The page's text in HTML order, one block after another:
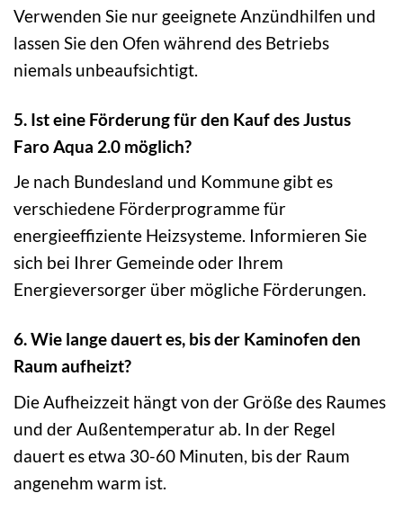
Verwenden Sie nur geeignete Anzündhilfen und
lassen Sie den Ofen während des Betriebs
niemals unbeaufsichtigt.
5. Ist eine Förderung für den Kauf des Justus
Faro Aqua 2.0 möglich?
Je nach Bundesland und Kommune gibt es
verschiedene Förderprogramme für
energieeffiziente Heizsysteme. Informieren Sie
sich bei Ihrer Gemeinde oder Ihrem
Energieversorger über mögliche Förderungen.
6. Wie lange dauert es, bis der Kaminofen den
Raum aufheizt?
Die Aufheizzeit hängt von der Größe des Raumes
und der Außentemperatur ab. In der Regel
dauert es etwa 30-60 Minuten, bis der Raum
angenehm warm ist.